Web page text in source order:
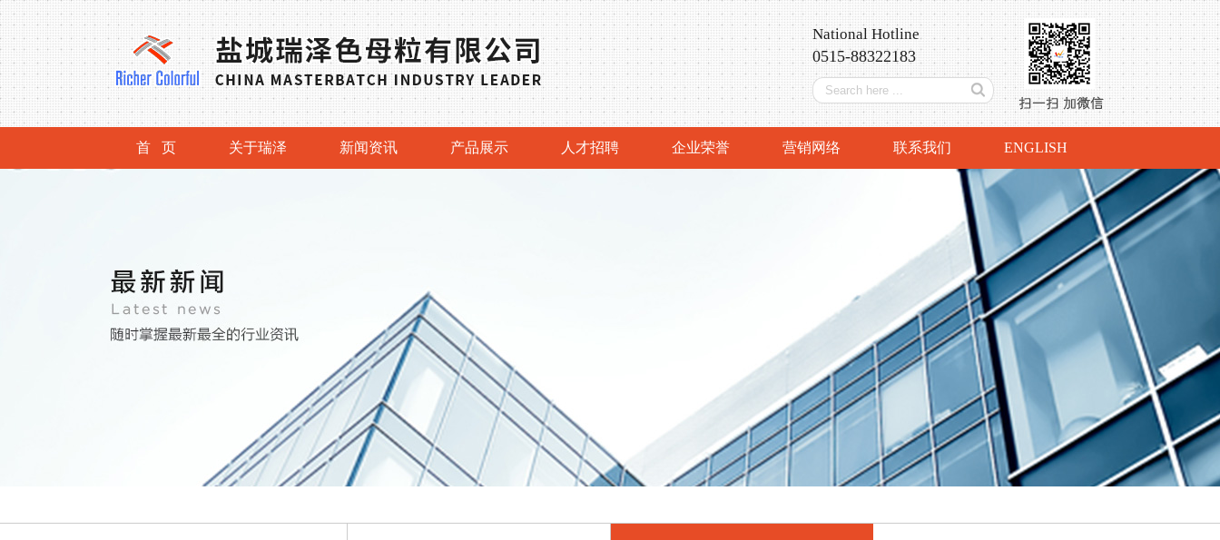
National Hotline
0515-88322183
首 页 关于瑞泽 新闻资讯 产品展示 人才招聘 企业荣誉 营销网络 联系我们 ENGLISH